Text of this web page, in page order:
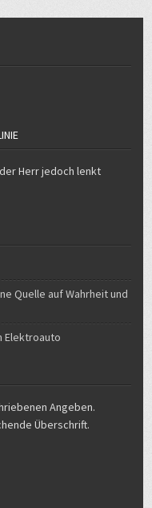
Herr jedoch lenkt
Quelle auf Wahrheit und
Elektroauto
Angeben.
Überschrift.